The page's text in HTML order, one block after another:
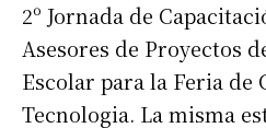
2º Jornada de
Asesores de Proyectos
Escolar para la Feria de
Tecnologia. La misma